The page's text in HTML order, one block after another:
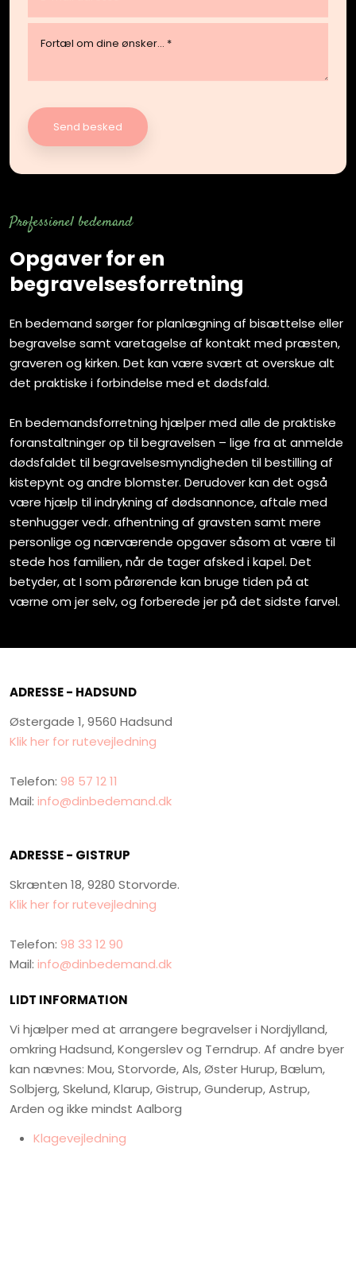
Professionel​ bedemand​
Opgaver for en
begravelsesforretning
En bedemand sørger for planlægning af bisættelse eller
begravelse samt varetagelse af kontakt med præsten,
graveren og kirken. Det kan være svært at overskue alt
det praktiske i forbindelse med et dødsfald.
En bedemandsforretning hjælper med alle de praktiske
foranstaltninger op til begravelsen – lige fra at anmelde
dødsfaldet til begravelsesmyndigheden til bestilling af
kistepynt og andre blomster. Derudover kan det også
være hjælp til indrykning af dødsannonce, aftale med
stenhugger vedr. afhentning af gravsten samt mere
personlige og nærværende opgaver såsom at være til
stede hos familien, når de tager afsked i kapel. Det
betyder, at I som pårørende kan bruge tiden på at
værne om jer selv, og forberede jer på det sidste farvel.
ADRESSE - HADSUND
Østergade 1, 9560 Hadsund
Klik her for rutevejledning
Telefon: 98 57 12 11
Mail: info@dinbedemand.dk
ADRESSE - GISTRUP
Skrænten 18, 9280 Storvorde.
Klik her for rutevejledning
Telefon: 98 33 12 90
Mail: info@dinbedemand.dk
LIDT INFORMATION
Vi hjælper med at arrangere begravelser i Nordjylland,
omkring Hadsund, Kongerslev og Terndrup. Af andre byer
kan nævnes: Mou, Storvorde, Als, Øster Hurup, Bælum,
Solbjerg, Skelund, Klarup, Gistrup, Gunderup, Astrup,
Arden og ikke mindst Aalborg
​Klagevejledning